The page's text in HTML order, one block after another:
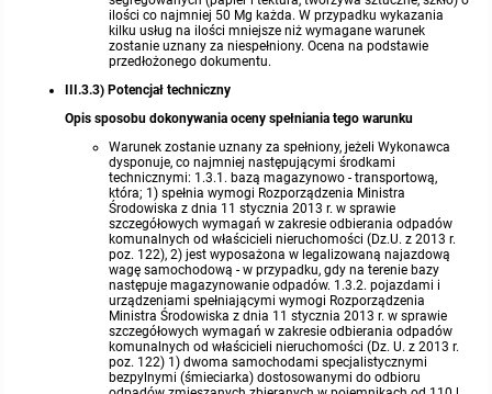
ilości co najmniej 50 Mg każda. W przypadku wykazania
kilku usług na ilości mniejsze niż wymagane warunek
zostanie uznany za niespełniony. Ocena na podstawie
przedłożonego dokumentu.
III.3.3) Potencjał techniczny
Opis sposobu dokonywania oceny spełniania tego warunku
Warunek zostanie uznany za spełniony, jeżeli Wykonawca
dysponuje, co najmniej następującymi środkami
technicznymi: 1.3.1. bazą magazynowo - transportową,
która; 1) spełnia wymogi Rozporządzenia Ministra
Środowiska z dnia 11 stycznia 2013 r. w sprawie
szczegółowych wymagań w zakresie odbierania odpadów
komunalnych od właścicieli nieruchomości (Dz.U. z 2013 r.
poz. 122), 2) jest wyposażona w legalizowaną najazdową
wagę samochodową - w przypadku, gdy na terenie bazy
następuje magazynowanie odpadów. 1.3.2. pojazdami i
urządzeniami spełniającymi wymogi Rozporządzenia
Ministra Środowiska z dnia 11 stycznia 2013 r. w sprawie
szczegółowych wymagań w zakresie odbierania odpadów
komunalnych od właścicieli nieruchomości (Dz. U. z 2013 r.
poz. 122) 1) dwoma samochodami specjalistycznymi
bezpylnymi (śmieciarka) dostosowanymi do odbioru